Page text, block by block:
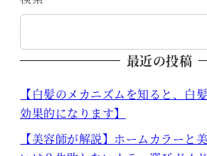
最近の投稿
【白髪のメカニズムを知ると、白
効果的になります】
【美容師が解説】ホームカラーと